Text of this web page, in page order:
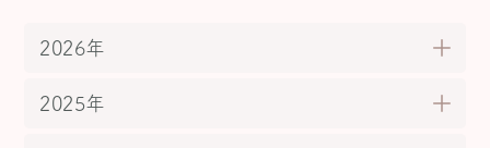
2026年
2025年